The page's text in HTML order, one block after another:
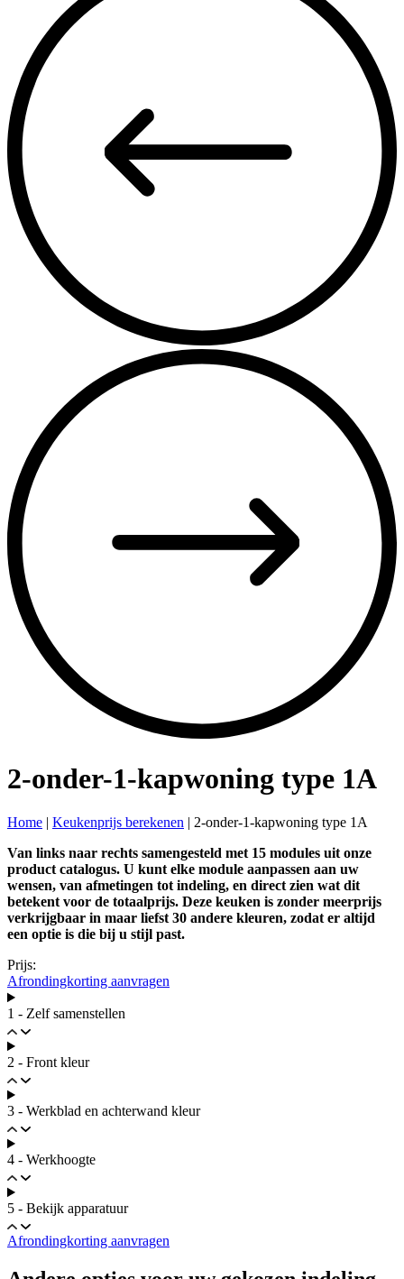
2-onder-1-kapwoning type 1A
Home | Keukenprijs berekenen | 2-onder-1-kapwoning type 1A
Van links naar rechts samengesteld met 15 modules uit onze
product catalogus. U kunt elke module aanpassen aan uw
wensen, van afmetingen tot indeling, en direct zien wat dit
betekent voor de totaalprijs. Deze keuken is zonder meerprijs
verkrijgbaar in maar liefst 30 andere kleuren, zodat er altijd
een optie is die bij u stijl past.
Prijs:
Afrondingkorting aanvragen
1 - Zelf samenstellen
2 - Front kleur
3 - Werkblad en achterwand kleur
4 - Werkhoogte
5 - Bekijk apparatuur
Afrondingkorting aanvragen